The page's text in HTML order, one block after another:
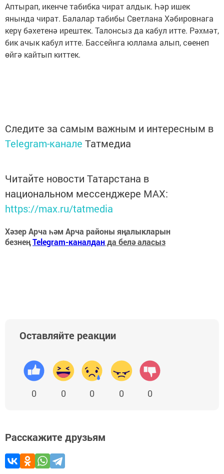
Аптырап, икенче табибка чират алдык. Һәр ишек
янында чират. Балалар табибы Светлана Хәбировнага
керү бәхетенә ирештек. Талонсыз да кабул итте. Рәхмәт,
бик ачык кабул итте. Бассейнга юллама алып, сөенеп
өйгә кайтып киттек.
Следите за самым важным и интересным в
Telegram-канале Татмедиа
Читайте новости Татарстана в
национальном мессенджере MАХ:
https://max.ru/tatmedia
Хәзер Арча һәм Арча районы яңалыкларын
безнеңTelegram-каналданда белә аласыз
Оставляйте реакции
0 0 0 0 0
Расскажите друзьям